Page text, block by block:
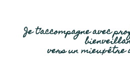
Je t’accompagne avec
vers un mieux-être